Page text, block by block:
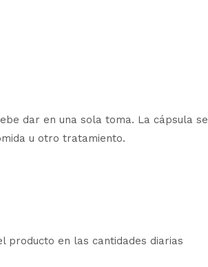
dar en una sola toma. La cápsula se
u otro tratamiento.
producto en las cantidades diarias